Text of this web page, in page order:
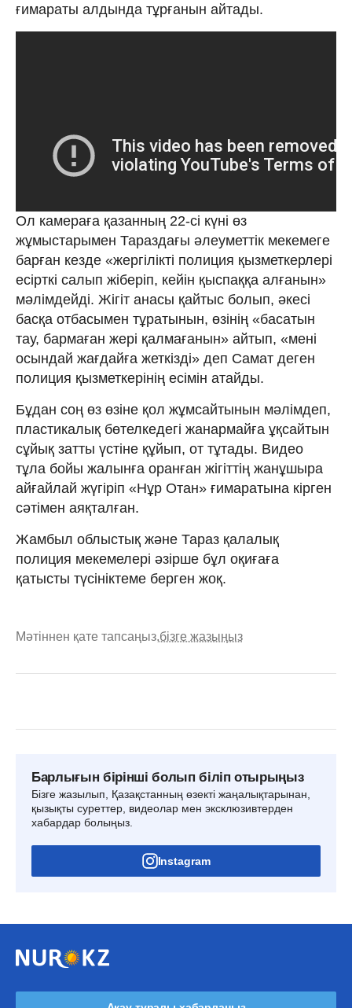
ғимараты алдында тұрғанын айтады.
Ол камераға қазанның 22-сі күні өз
жұмыстарымен Тараздағы әлеуметтік мекемеге
барған кезде «жергілікті полиция қызметкерлері
есірткі салып жіберіп, кейін қыспаққа алғанын»
мәлімдейді. Жігіт анасы қайтыс болып, әкесі
басқа отбасымен тұратынын, өзінің «басатын
тау, бармаған жері қалмағанын» айтып, «мені
осындай жағдайға жеткізді» деп Самат деген
полиция қызметкерінің есімін атайды.
Бұдан соң өз өзіне қол жұмсайтынын мәлімдеп,
пластикалық бөтелкедегі жанармайға ұқсайтын
сұйық затты үстіне құйып, от тұтады. Видео
тұла бойы жалынға оранған жігіттің жанұшыра
айғайлай жүгіріп «Нұр Отан» ғимаратына кірген
сәтімен аяқталған.
Жамбыл облыстық және Тараз қалалық
полиция мекемелері әзірше бұл оқиғаға
қатысты түсініктеме берген жоқ.
Мәтіннен қате тапсаңыз,бізге жазыңыз
Барлығын бірінші болып біліп отырыңыз
Бізге жазылып, Қазақстанның өзекті жаңалықтарынан,
қызықты суреттер, видеолар мен эксклюзивтерден
хабардар болыңыз.
Instagram